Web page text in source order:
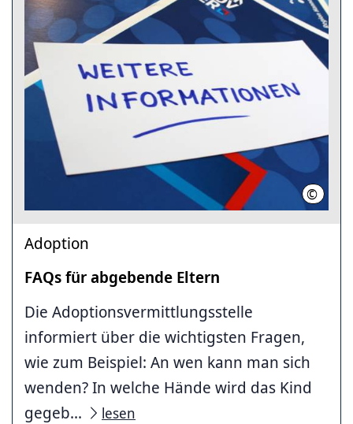
©
Adoption
FAQs für abgebende Eltern
Die Adoptionsvermittlungsstelle
informiert über die wichtigsten Fragen,
wie zum Beispiel: An wen kann man sich
wenden? In welche Hände wird das Kind
gegeb...
lesen